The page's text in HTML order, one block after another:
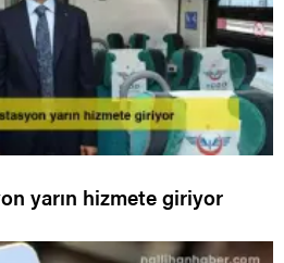
yarın hizmete giriyor